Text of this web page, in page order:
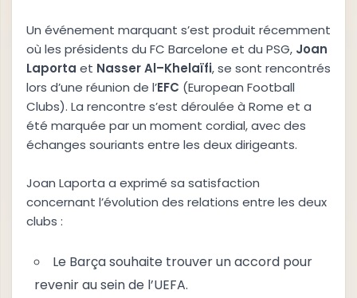
Un événement marquant s’est produit récemment
où les présidents du FC Barcelone et du PSG, Joan
Laporta et NasserAl–Khelaïfi, se sont rencontrés
lors d’une réunion de l’EFC (European Football
Clubs). La rencontre s’est déroulée à Rome et a
été marquée par un moment cordial, avec des
échanges souriants entre les deux dirigeants.
Joan Laporta a exprimé sa satisfaction
concernant l’évolution des relations entre les deux
clubs :
Le Barça souhaite trouver un accord pour
revenir au sein de l’UEFA.